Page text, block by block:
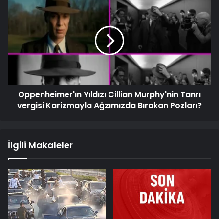
Oppenheimer'ın Yıldızı Cillian Murphy'nin Tanrı
vergisi Karizmayla Ağzımızda Bırakan Pozları?
İlgili Makaleler